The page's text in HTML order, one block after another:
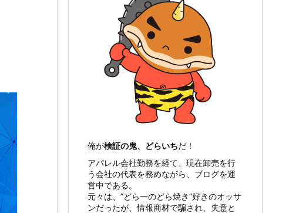
俺が検証の鬼、どらいちだ！
アパレル会社勤務を経て、現在卸売を行
う会社の代表を務めながら、ブログを運
営中である。
元々は、”どら一のどら焼き”好きのオッサ
ンだったが、情報商材で騙され、失意と